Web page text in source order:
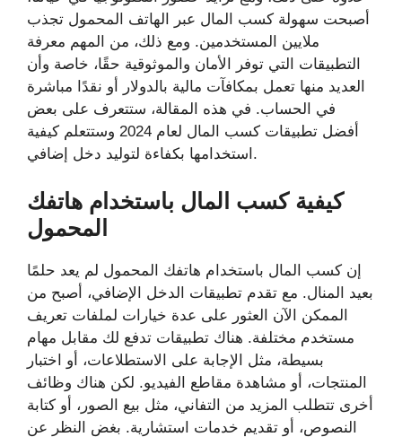
أصبحت سهولة كسب المال عبر الهاتف المحمول تجذب
ملايين المستخدمين. ومع ذلك، من المهم معرفة
التطبيقات التي توفر الأمان والموثوقية حقًا، خاصة وأن
العديد منها تعمل بمكافآت مالية بالدولار أو نقدًا مباشرة
في الحساب. في هذه المقالة، ستتعرف على بعض
أفضل تطبيقات كسب المال لعام 2024 وستتعلم كيفية
استخدامها بكفاءة لتوليد دخل إضافي.
كيفية كسب المال باستخدام هاتفك
المحمول
إن كسب المال باستخدام هاتفك المحمول لم يعد حلمًا
بعيد المنال. مع تقدم تطبيقات الدخل الإضافي، أصبح من
الممكن الآن العثور على عدة خيارات لملفات تعريف
مستخدم مختلفة. هناك تطبيقات تدفع لك مقابل مهام
بسيطة، مثل الإجابة على الاستطلاعات، أو اختبار
المنتجات، أو مشاهدة مقاطع الفيديو. لكن هناك وظائف
أخرى تتطلب المزيد من التفاني، مثل بيع الصور، أو كتابة
النصوص، أو تقديم خدمات استشارية. بغض النظر عن